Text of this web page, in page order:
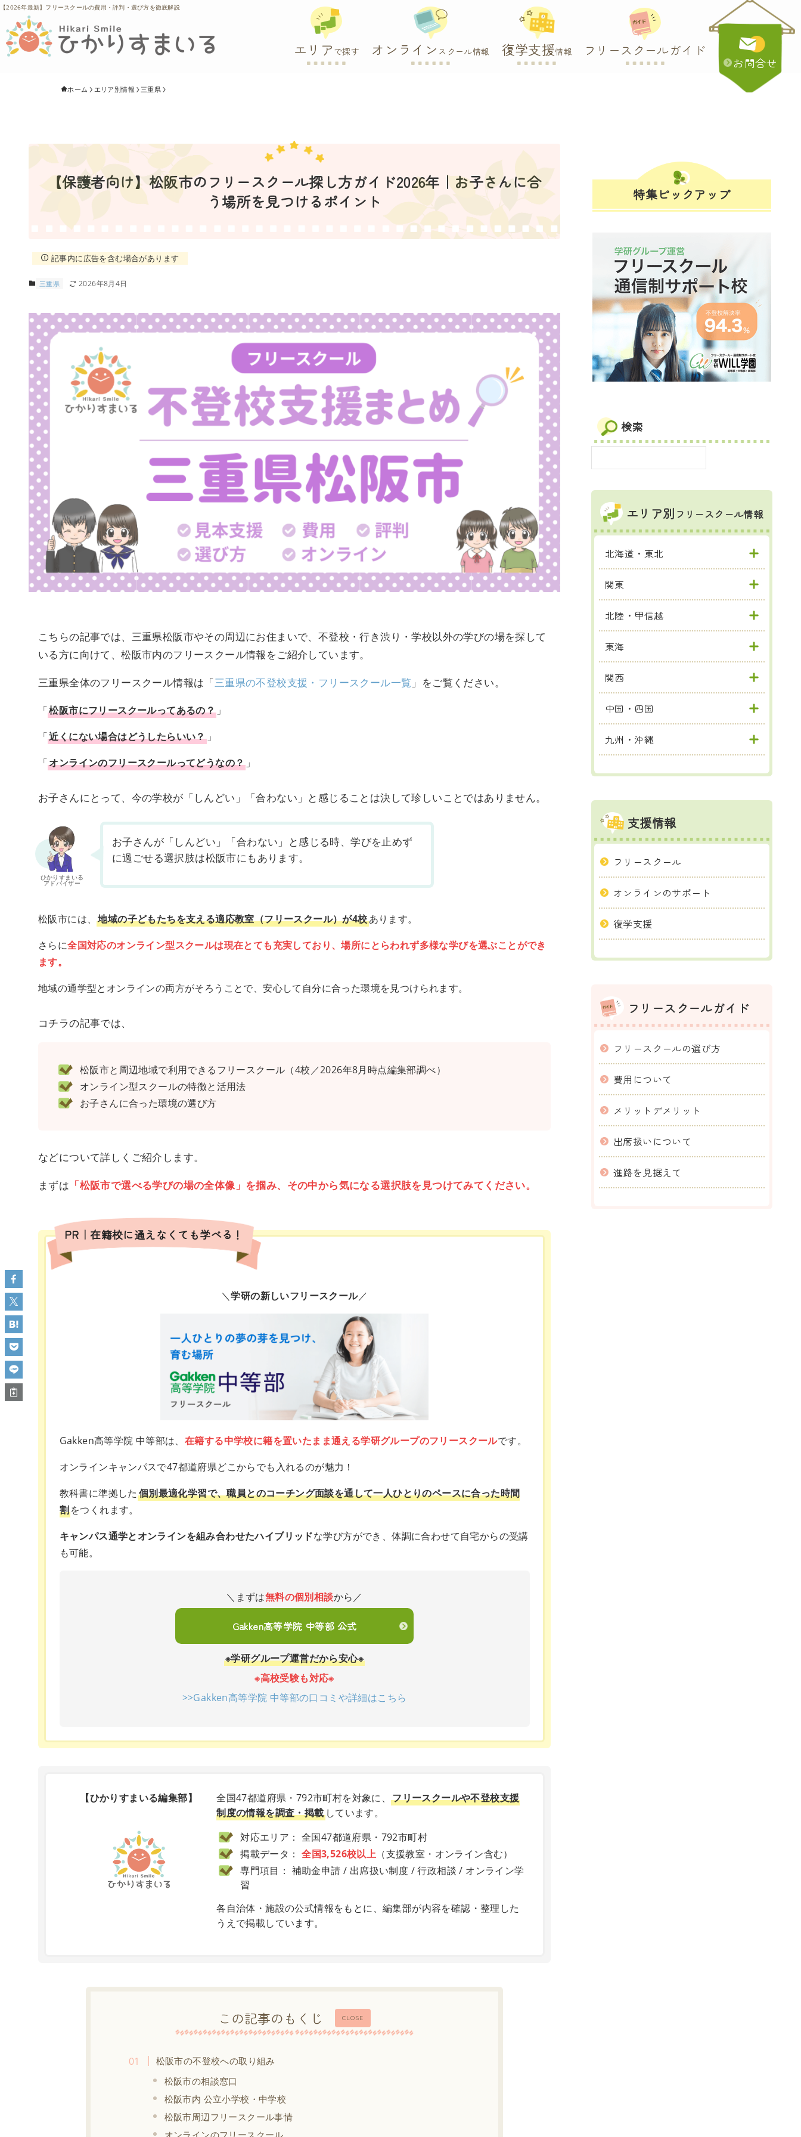
【2026年最新】フリースクールの費用・評判・選び方を徹底解説
エリア で探す オンライン スクール情報 復学支援情報 フリースクールガイド
お問合せ
ホーム エリア別情報 三重県
【保護者向け】松阪市のフリースクール探し方ガイド2026年｜お子さんに合
う場所を見つけるポイント
記事内に広告を含む場合があります
三重県 2026年8月4日
こちらの記事では、三重県松阪市やその周辺にお住まいで、不登校・行き渋り・学校以外の学びの場を探して
いる方に向けて、松阪市内のフリースクール情報をご紹介しています。
三重県全体のフリースクール情報は「三重県の不登校支援・フリースクール一覧 」をご覧ください。
「松阪市にフリースクールってあるの？ 」
「近くにない場合はどうしたらいい？」
「オンラインのフリースクールってどうなの？ 」
お子さんにとって、今の学校が「しんどい」「合わない」と感じることは決して珍しいことではありません。
ひかりすまいる
アドバイザー
お子さんが「しんどい」「合わない」と感じる時、学びを止めず
に過ごせる選択肢は松阪市にもあります。
松阪市には、地域の子どもたちを支える適応教室（フリースクール）が4校あります。
さらに全国対応のオンライン型スクールは現在とても充実しており、場所にとらわれず多様な学びを選ぶことができ
ます。
地域の通学型とオンラインの両方がそろうことで、安心して自分に合った環境を見つけられます。
コチラの記事では、
松阪市と周辺地域で利用できるフリースクール（4校／2026年8月時点編集部調べ）
オンライン型スクールの特徴と活用法
お子さんに合った環境の選び方
などについて詳しくご紹介します。
まずは 「松阪市で選べる学びの場の全体像」を掴み、その中から気になる選択肢を見つけてみてください。
PR｜在籍校に通えなくても学べる！
＼学研の新しいフリースクール／
Gakken高等学院 中等部は、 在籍する中学校に籍を置いたまま通える学研グループのフリースクールです。
オンラインキャンパスで47都道府県どこからでも入れるのが魅力！
教科書に準拠した 個別最適化学習で、職員とのコーチング面談を通して一人ひとりのペースに合った時間
割をつくれます。
キャンパス通学とオンラインを組み合わせたハイブリッドな学び方ができ、体調に合わせて自宅からの受講
も可能。
＼まずは無料の個別相談から／
Gakken高等学院 中等部 公式
※学研グループ運営だから安心※
※高校受験も対応※
>>Gakken高等学院 中等部の口コミや詳細はこちら
【ひかりすまいる編集部】 全国47都道府県・792市町村を対象に、フリースクールや不登校支援
制度の情報を調査・掲載しています。
対応エリア： 全国47都道府県・792市町村
掲載データ：全国3,526校以上 （支援教室・オンライン含む）
専門項目： 補助金申請 / 出席扱い制度 / 行政相談 / オンライン学
習
各自治体・施設の公式情報をもとに、編集部が内容を確認・整理した
うえで掲載しています。
CLOSE
この記事のもくじ
松阪市の不登校への取り組み
松阪市の相談窓口
松阪市内 公立小学校・中学校
松阪市周辺フリースクール事情
オンラインのフリースクール
特集ピックアップ
検索
エリア別 フリースクール情報
北海道・東北
関東
北陸・甲信越
東海
関西
中国・四国
九州・沖縄
支援情報
フリースクール
オンラインのサポート
復学支援
フリースクールガイド
フリースクールの選び方
費用について
メリットデメリット
出席扱いについて
進路を見据えて